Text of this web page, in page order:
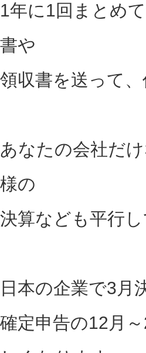
1年に1回まとめ
書や
領収書を送って
あなたの会社だ
様の
決算なども平行
日本の企業で3月
確定申告の12月